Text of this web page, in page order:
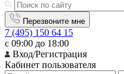
Перезвоните мне
7 (495) 150 64 15
с 09:00 до 18:00
Вход/Регистрация
Кабинет пользователя